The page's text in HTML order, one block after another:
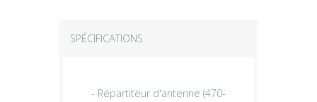
SPÉCIFICATIONS
- Répartiteur d'antenne (470-